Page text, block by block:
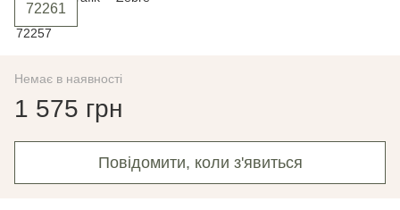
72261
Немає в наявності
1 575 грн
Повідомити, коли з'явиться